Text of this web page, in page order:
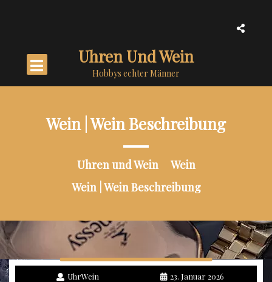
Uhren Und Wein
Hobbys echter Männer
Wein | Wein Beschreibung
Uhren und Wein
Wein
Wein | Wein Beschreibung
UhrWein
23. Januar 2026